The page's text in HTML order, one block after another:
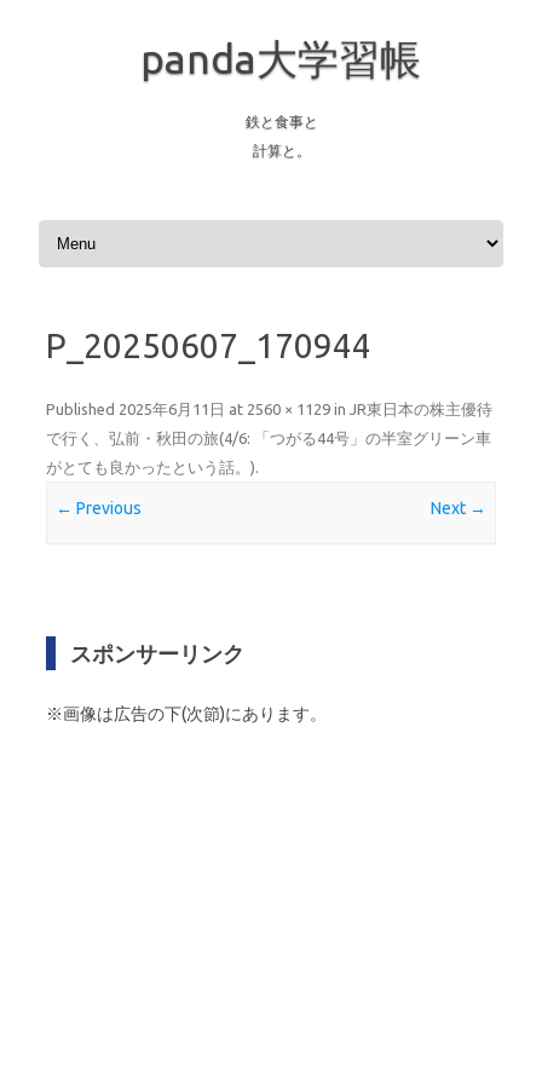
panda大学習帳
鉄と食事と
計算と。
Skip to content
P_20250607_170944
Published 2025年6月11日 at 2560 × 1129 in JR東日本の株主優待
で行く、弘前・秋田の旅(4/6: 「つがる44号」の半室グリーン車
がとても良かったという話。).
← Previous Next →
スポンサーリンク
※画像は広告の下(次節)にあります。